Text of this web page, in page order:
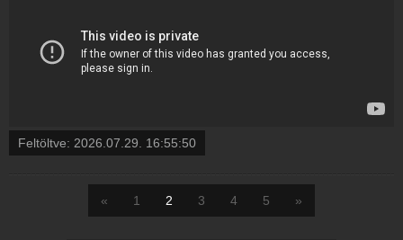
Feltöltve: 2026.07.29. 16:55:50
« 1 2 3 4 5 »